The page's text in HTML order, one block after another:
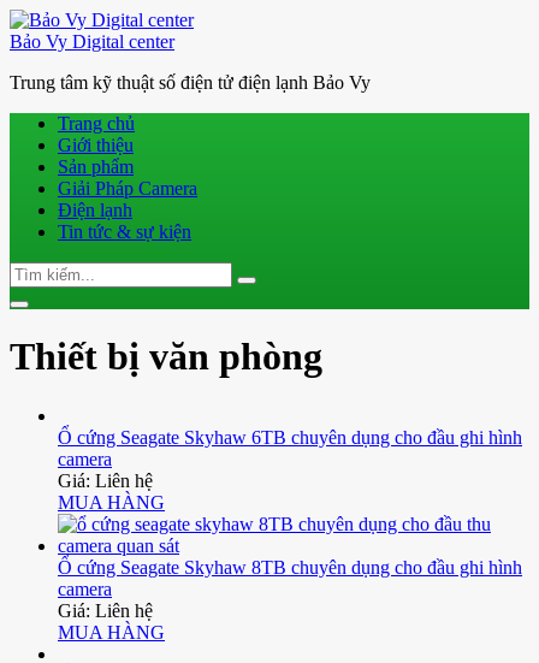
Bảo Vy Digital center
Trung tâm kỹ thuật số điện tử điện lạnh Bảo Vy
Trang chủ
Giới thiệu
Sản phẩm
Giải Pháp Camera
Điện lạnh
Tin tức & sự kiện
Search
for:
Search
Toggle
Thiết bị văn phòng
Ổ cứng Seagate Skyhaw 6TB chuyên dụng cho đầu ghi hình
camera
Giá: Liên hệ
MUA HÀNG
Ổ cứng Seagate Skyhaw 8TB chuyên dụng cho đầu ghi hình
camera
Giá: Liên hệ
MUA HÀNG